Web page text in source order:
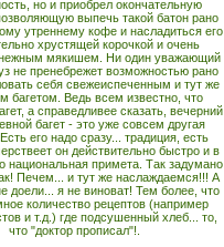
но и приобрел окончательную
выпечь такой батон рано
утреннему кофе и насладиться его
хрустящей корочкой и очень
мякишем. Ни один уважающий
не пренебрежет возможностью рано
себя свежеиспеченным и тут же
багетом. Ведь всем известно, что
а справедливее сказать, вечерний
багет - это уже совсем другая
его надо сразу... традиция, есть
он действительно быстро и в
национальная примета. Так задумано
Печем... и тут же наслаждаемся!!! А
доели... я не виноват! Тем более, что
количество рецептов (например
и т.д.) где подсушенный хлеб... то,
что "доктор прописал"!.